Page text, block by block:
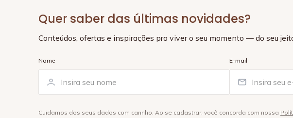
Quer saber das últimas novidades?
Conteúdos, ofertas e inspirações pra viver o seu momento — do seu
Nome E-mail
Cuidamos dos seus dados com carinho. Ao se cadastrar, você concorda com nossa